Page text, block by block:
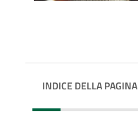
INDICE DELLA PAGINA